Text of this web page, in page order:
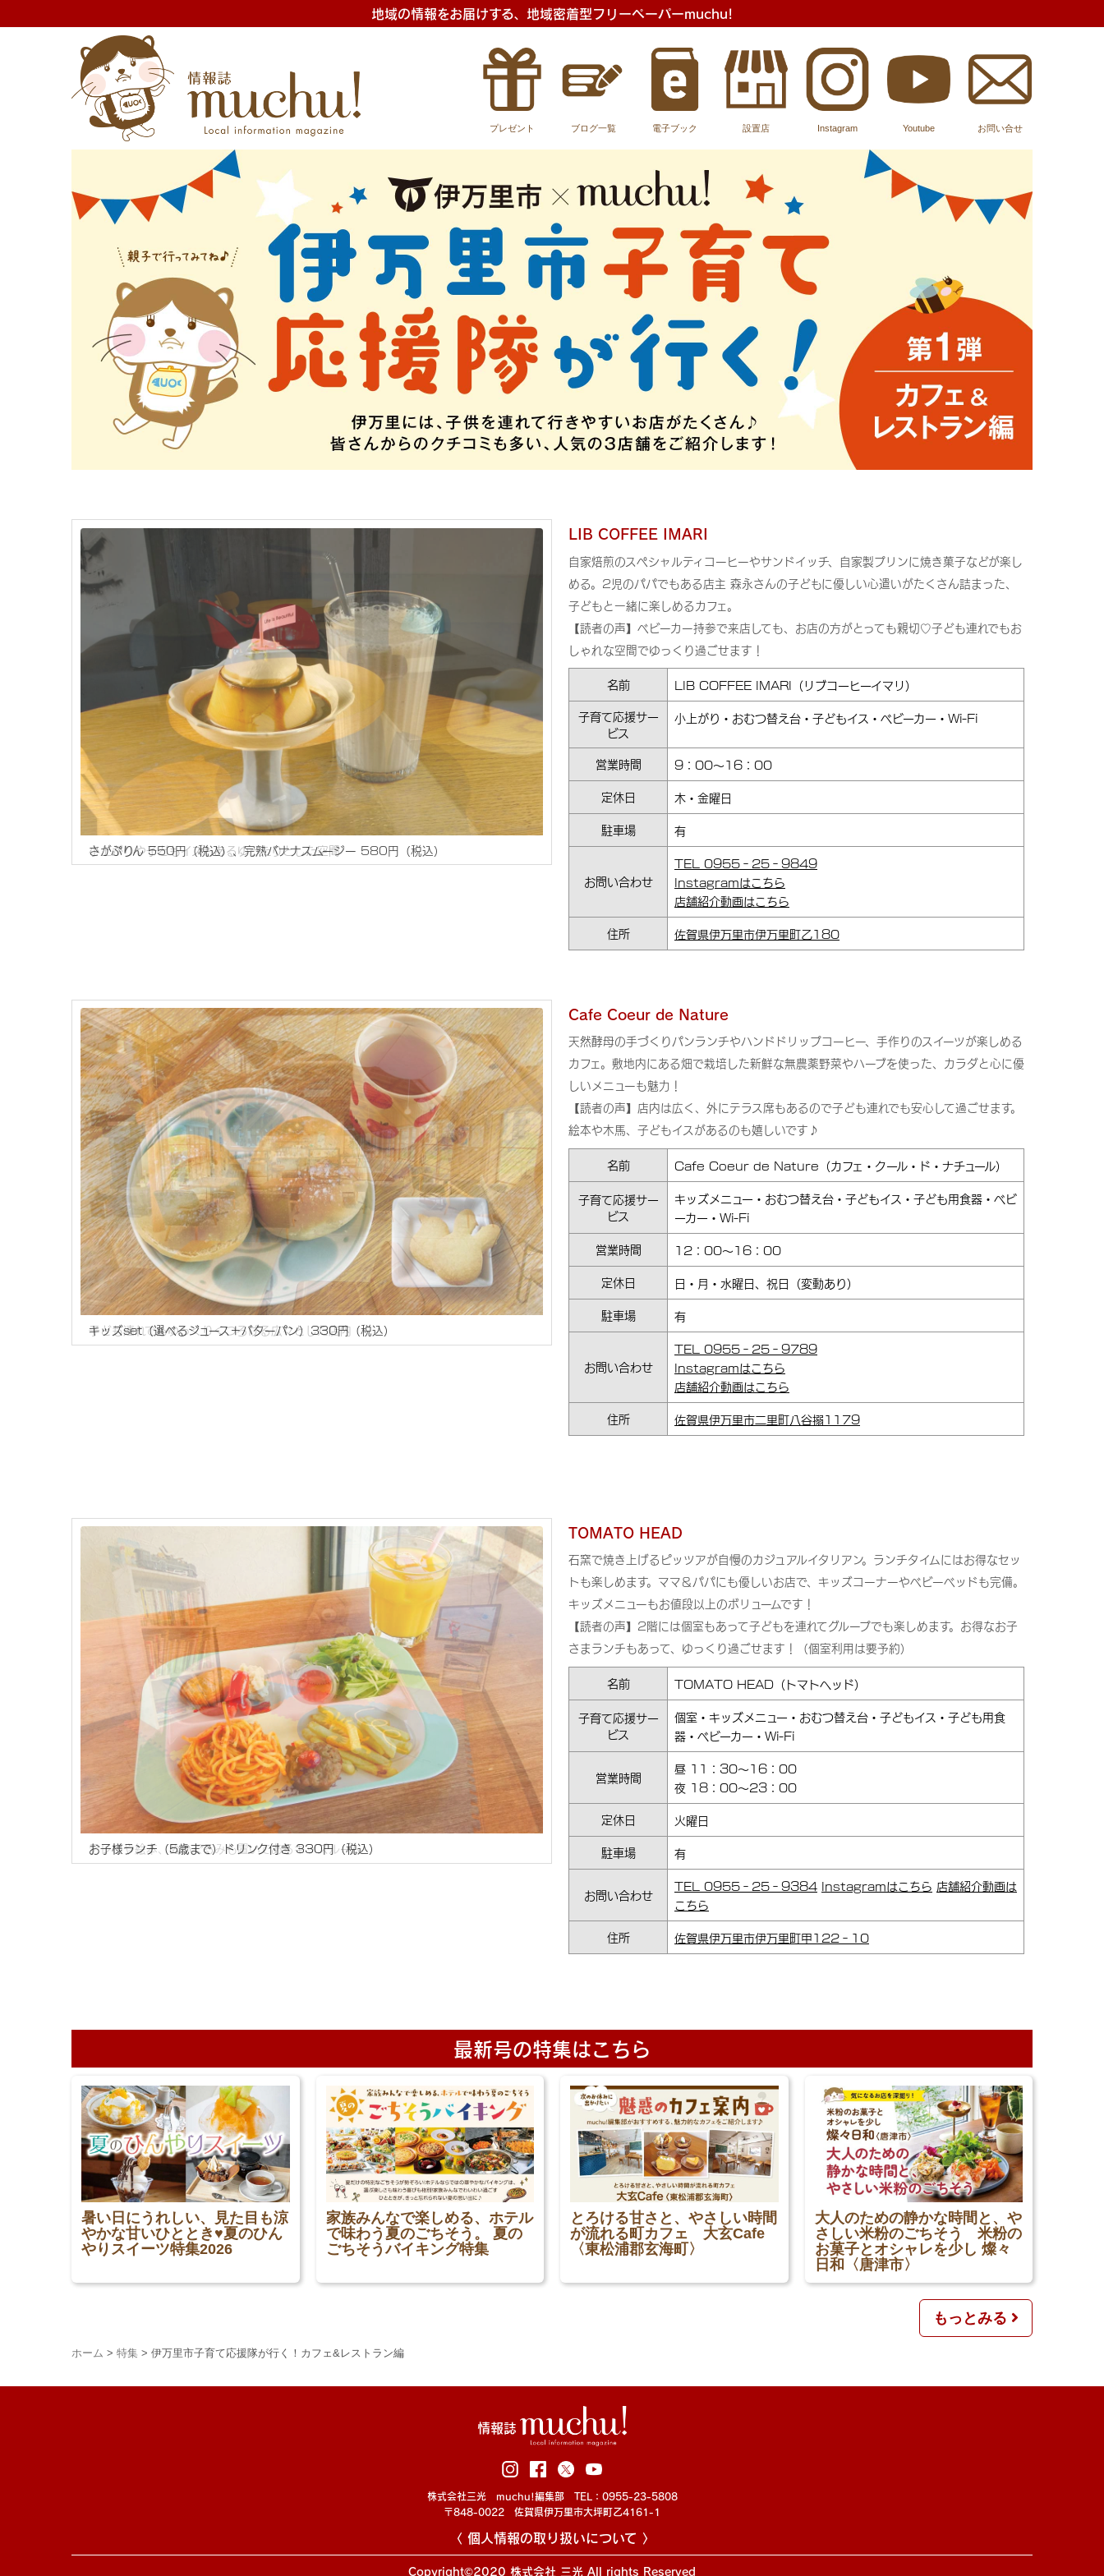
地域の情報をお届けする、地域密着型フリーペーパーmuchu!
プレゼント ブログ一覧 電子ブック 設置店 Instagram Youtube お問い合せ
小上がりや子どもイスもあるゆったりとした空間
LIB COFFEE IMARI
自家焙煎のスペシャルティコーヒーやサンドイッチ、自家製プリンに焼き菓子などが楽し
める。2児のパパでもある店主 森永さんの子どもに優しい心遣いがたくさん詰まった、
子どもと一緒に楽しめるカフェ。
【読者の声】ベビーカー持参で来店しても、お店の方がとっても親切♡子ども連れでもお
しゃれな空間でゆっくり過ごせます！
名前
LIB COFFEE IMARI（リブコーヒーイマリ）
子育て応援サー
ビス
小上がり・おむつ替え台・子どもイス・ベビーカー・Wi-Fi
営業時間
9：00～16：00
定休日
木・金曜日
駐車場
有
お問い合わせ
TEL 0955‐25‐9849
Instagramはこちら
店舗紹介動画はこちら
住所
佐賀県伊万里市伊万里町乙180
子ども連れでもゆっくりくつろげる広々とした店内
Cafe Coeur de Nature
天然酵母の手づくりパンランチやハンドドリップコーヒー、手作りのスイーツが楽しめる
カフェ。敷地内にある畑で栽培した新鮮な無農薬野菜やハーブを使った、カラダと心に優
しいメニューも魅力！
【読者の声】店内は広く、外にテラス席もあるので子ども連れでも安心して過ごせます。
絵本や木馬、子どもイスがあるのも嬉しいです♪
名前
Cafe Coeur de Nature（カフェ・クール・ド・ナチュール）
子育て応援サー
ビス
キッズメニュー・おむつ替え台・子どもイス・子ども用食器・ベビ
ーカー・Wi-Fi
営業時間
12：00～16：00
定休日
日・月・水曜日、祝日（変動あり）
駐車場
有
お問い合わせ
TEL 0955‐25‐9789
Instagramはこちら
店舗紹介動画はこちら
住所
佐賀県伊万里市二里町八谷搦1179
テレビや絵本、ぬいぐるみも置いてあるキッズルーム
TOMATO HEAD
石窯で焼き上げるピッツアが自慢のカジュアルイタリアン。ランチタイムにはお得なセッ
トも楽しめます。ママ＆パパにも優しいお店で、キッズコーナーやベビーベッドも完備。
キッズメニューもお値段以上のボリュームです！
【読者の声】2階には個室もあって子どもを連れてグループでも楽しめます。お得なお子
さまランチもあって、ゆっくり過ごせます！（個室利用は要予約）
名前
TOMATO HEAD（トマトヘッド）
子育て応援サー
ビス
個室・キッズメニュー・おむつ替え台・子どもイス・子ども用食
器・ベビーカー・Wi-Fi
営業時間
昼 11：30～16：00
夜 18：00～23：00
定休日
火曜日
駐車場
有
お問い合わせ
TEL 0955‐25‐9384 Instagramはこちら 店舗紹介動画は
こちら
住所
佐賀県伊万里市伊万里町甲122‐10
最新号の特集はこちら
暑い日にうれしい、見た目も涼
やかな甘いひととき♥夏のひん
やりスイーツ特集2026
家族みんなで楽しめる、ホテル
で味わう夏のごちそう。 夏の
ごちそうバイキング特集
とろける甘さと、やさしい時間
が流れる町カフェ 大玄Cafe
〈東松浦郡玄海町〉
大人のための静かな時間と、や
さしい米粉のごちそう 米粉の
お菓子とオシャレを少し 燦々
日和〈唐津市〉
もっとみる
ホーム > 特集 > 伊万里市子育て応援隊が行く！カフェ&レストラン編
情報誌
株式会社三光 muchu!編集部 TEL：0955-23-5808
〒848-0022 佐賀県伊万里市大坪町乙4161-1
〈 個人情報の取り扱いについて 〉
Copyright©2020 株式会社 三光 All rights Reserved